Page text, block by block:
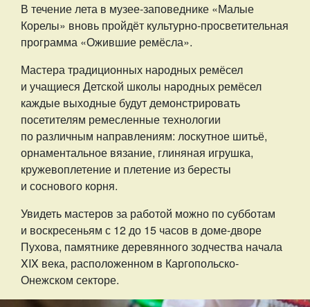
В течение лета в музее-заповеднике «Малые
Корелы» вновь пройдёт культурно-просветительная
программа «Ожившие ремёсла».
Мастера традиционных народных ремёсел
и учащиеся Детской школы народных ремёсел
каждые выходные будут демонстрировать
посетителям ремесленные технологии
по различным направлениям: лоскутное шитьё,
орнаментальное вязание, глиняная игрушка,
кружевоплетение и плетение из бересты
и соснового корня.
Увидеть мастеров за работой можно по субботам
и воскресеньям с 12 до 15 часов в доме-дворе
Пухова, памятнике деревянного зодчества начала
XIX века, расположенном в Каргопольско-
Онежском секторе.